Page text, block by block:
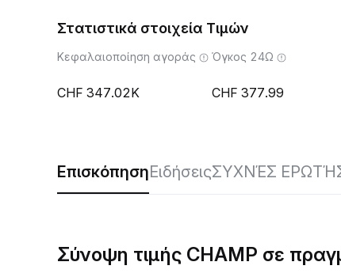
Στατιστικά στοιχεία Τιμών
Κεφαλαιοποίηση αγοράς
347.02K
Όγκος 24Ω
377.99
ΕπισκόπησηΕιδήσειςΣΥΧΝΈΣ
Σύνοψη τιμής CHAMP σε